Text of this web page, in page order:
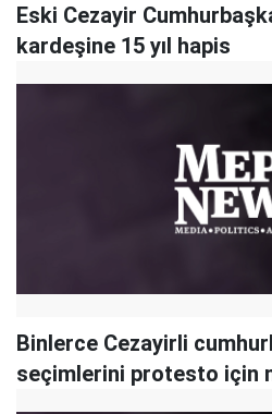
Eski Cezayir
kardeşine 15 yıl hapis
Binlerce ​Cezayirli
seçimlerini protesto için